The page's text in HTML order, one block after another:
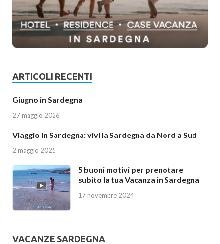
ARTICOLI RECENTI
Giugno in Sardegna
27 maggio 2026
Viaggio in Sardegna: vivi la Sardegna da Nord a Sud
2 maggio 2025
5 buoni motivi per prenotare
subito la tua Vacanza in Sardegna
17 novembre 2024
VACANZE SARDEGNA